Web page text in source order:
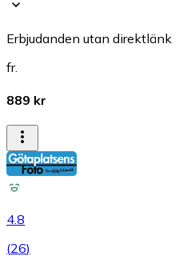
Erbjudanden utan direktlänk
fr.
889 kr
4.8
(26)